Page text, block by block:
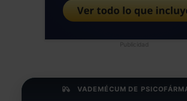
Publicidad
VADEMÉCUM DE